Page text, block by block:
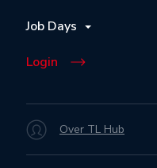
Job Days
Login
Over TL Hub